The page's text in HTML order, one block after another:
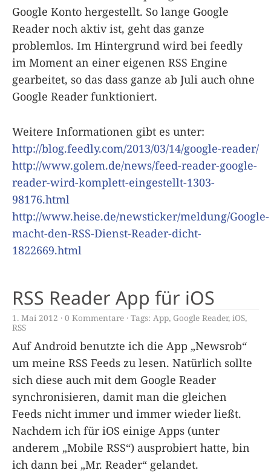
Google Konto hergestellt. So lange Google
Reader noch aktiv ist, geht das ganze
problemlos. Im Hintergrund wird bei feedly
im Moment an einer eigenen RSS Engine
gearbeitet, so das dass ganze ab Juli auch ohne
Google Reader funktioniert.
Weitere Informationen gibt es unter:
http://blog.feedly.com/2013/03/14/google-reader/
http://www.golem.de/news/feed-reader-google-
reader-wird-komplett-eingestellt-1303-
98176.html
http://www.heise.de/newsticker/meldung/Google-
macht-den-RSS-Dienst-Reader-dicht-
1822669.html
RSS Reader App für iOS
1. Mai 2012 0 Kommentare Tags: App, Google Reader, iOS,
RSS
Auf Android benutzte ich die App „Newsrob“
um meine RSS Feeds zu lesen. Natürlich sollte
sich diese auch mit dem Google Reader
synchronisieren, damit man die gleichen
Feeds nicht immer und immer wieder ließt.
Nachdem ich für iOS einige Apps (unter
anderem „Mobile RSS“) ausprobiert hatte, bin
ich dann bei „Mr. Reader“ gelandet.